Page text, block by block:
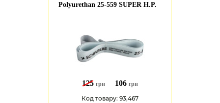
Polyurethan 25-559 SUPER H.P.
125 грн 106 грн
Код товару: 93,467